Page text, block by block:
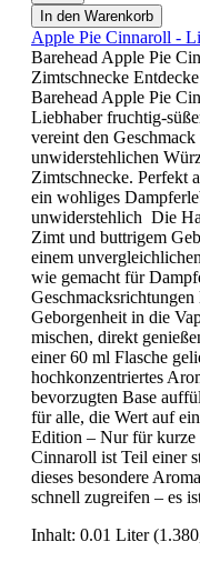
In den Warenkorb
Apple Pie Cinnaroll -
Barehead Apple Pie
Zimtschnecke
Barehead Apple Pie
Liebhaber fruchtig-
vereint den
unwiderstehlichen
Zimtschnecke. Perfekt
ein wohliges
unwiderstehlich Die
Zimt und buttrigem
einem
wie gemacht für
Geborgenheit in die
mischen, direkt
einer 60 ml Flasche
hochkonzentriertes
bevorzugten Base
für alle, die Wert auf
Edition – Nur für kurze
Cinnaroll ist Teil einer
dieses besondere
schnell zugreifen – es
Inhalt: 0.01 Liter